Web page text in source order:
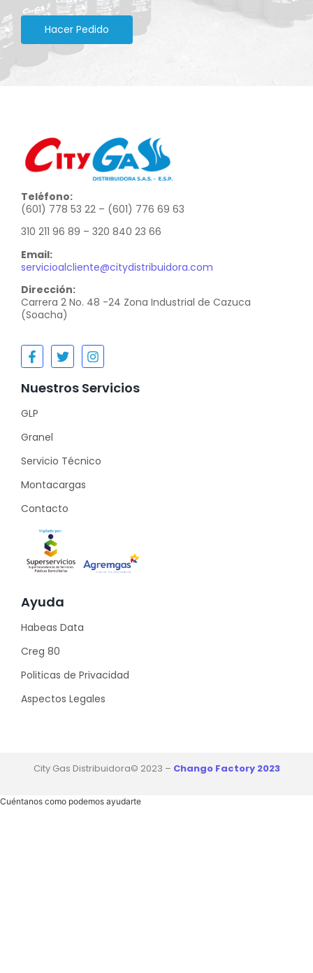
Hacer Pedido
Teléfono:
(601) 778 53 22 – (601) 776 69 63
310 211 96 89 – 320 840 23 66
Email:
servicioalcliente@citydistribuidora.com
Dirección:
Carrera 2 No. 48 -24 Zona Industrial de Cazuca
(Soacha)
Nuestros Servicios
GLP
Granel
Servicio Técnico
Montacargas
Contacto
Ayuda
Habeas Data
Creg 80
Politicas de Privacidad
Aspectos Legales
City Gas Distribuidora© 2023 – Chango Factory 2023
Cuéntanos como podemos ayudarte